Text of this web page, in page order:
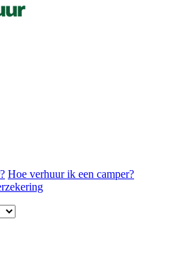
Hoe verhuur ik een camper?